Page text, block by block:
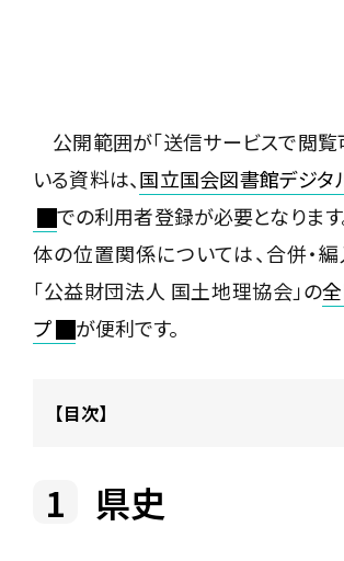
公開範囲が「送信サービスで閲覧
いる資料は、国立国会図書館デジタ
での利用者登録が必要となります
体の位置関係については、合併・
「公益財団法人 国土地理協会」の
プ
が便利です。
【目次】
県史